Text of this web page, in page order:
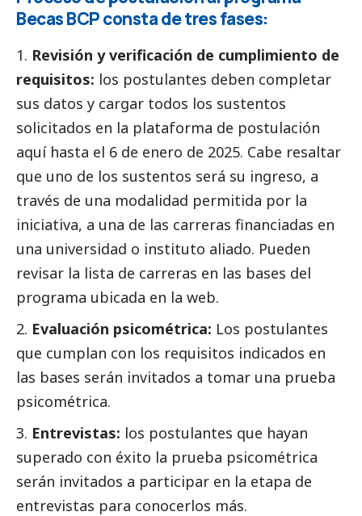
Becas BCP consta de tres fases:
Revisión y verificación de cumplimiento de
requisitos: los postulantes deben completar
sus datos y cargar todos los sustentos
solicitados en la plataforma de postulación
aquíhasta el 6 de enero de 2025. Cabe resaltar
que uno de los sustentos será su ingreso, a
través de una modalidad permitida por la
iniciativa, a una de las carreras financiadas en
una universidad o instituto aliado. Pueden
revisar la lista de carreras en las bases del
programa ubicada en la web.
Evaluación psicométrica: Los postulantes
que cumplan con los requisitos indicados en
las bases serán invitados a tomar una prueba
psicométrica.
Entrevistas: los postulantes que hayan
superado con éxito la prueba psicométrica
serán invitados a participar en la etapa de
entrevistas para conocerlos más.